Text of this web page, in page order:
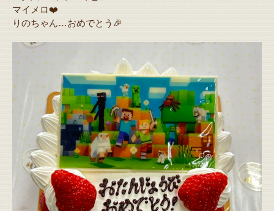
マイメロ❤️
りのちゃん…おめでとう🎉